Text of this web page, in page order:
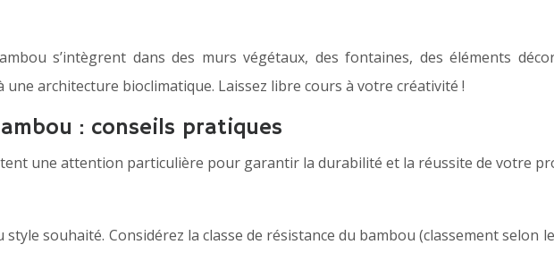
s’intègrent dans des murs végétaux, des fontaines, des éléments
une architecture bioclimatique. Laissez libre cours à votre créativité !
: conseils pratiques
une attention particulière pour garantir la durabilité et la réussite de votre
style souhaité. Considérez la classe de résistance du bambou (classement selon